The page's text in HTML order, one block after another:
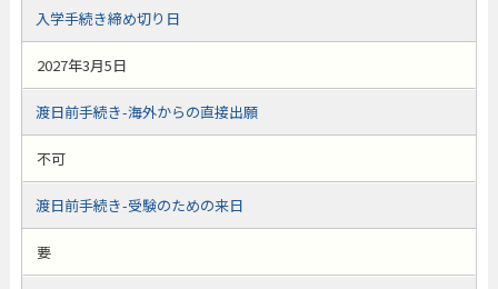
入学手続き締め切り日
2027年3月5日
渡日前手続き-海外からの直接出願
不可
渡日前手続き-受験のための来日
要